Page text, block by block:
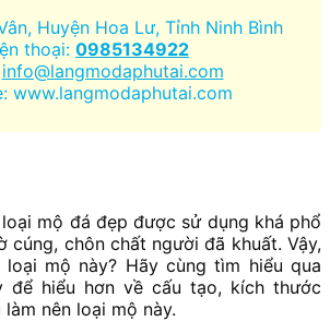
Huyện Hoa Lư, Tỉnh Ninh Bình
thoại: 0985134922
info@langmodaphutai.com
www.langmodaphutai.com
mộ đá đẹp được sử dụng khá phổ
cúng, chôn chất người đã khuất. Vậy,
mộ này? Hãy cùng tìm hiểu qua
để hiểu hơn về cấu tạo, kích thước
nên loại mộ này.